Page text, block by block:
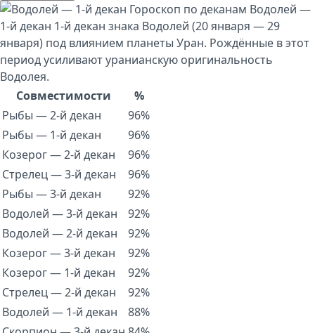
Гороскоп по деканам Водолей —
1-й декан 1-й декан знака Водолей (20 января — 29
января) под влиянием планеты Уран. Рождённые в этот
период усиливают уранианскую оригинальность
Водолея.
Совместимости
%
Рыбы — 2-й декан
96%
Рыбы — 1-й декан
96%
Козерог — 2-й декан
96%
Стрелец — 3-й декан
96%
Рыбы — 3-й декан
92%
Водолей — 3-й декан
92%
Водолей — 2-й декан
92%
Козерог — 3-й декан
92%
Козерог — 1-й декан
92%
Стрелец — 2-й декан
92%
Водолей — 1-й декан
88%